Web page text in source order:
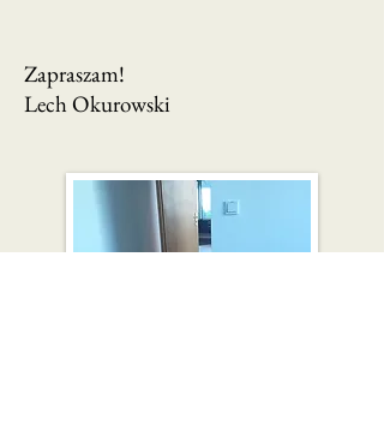
Zapraszam!
Lech Okurowski